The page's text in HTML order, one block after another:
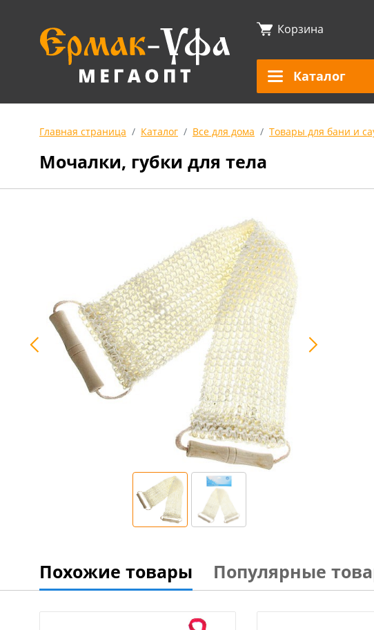
Корзина
Каталог
Главная страница Каталог Все для дома Товары для бани и
Мочалки, губки для тела
Похожие товары Популярные